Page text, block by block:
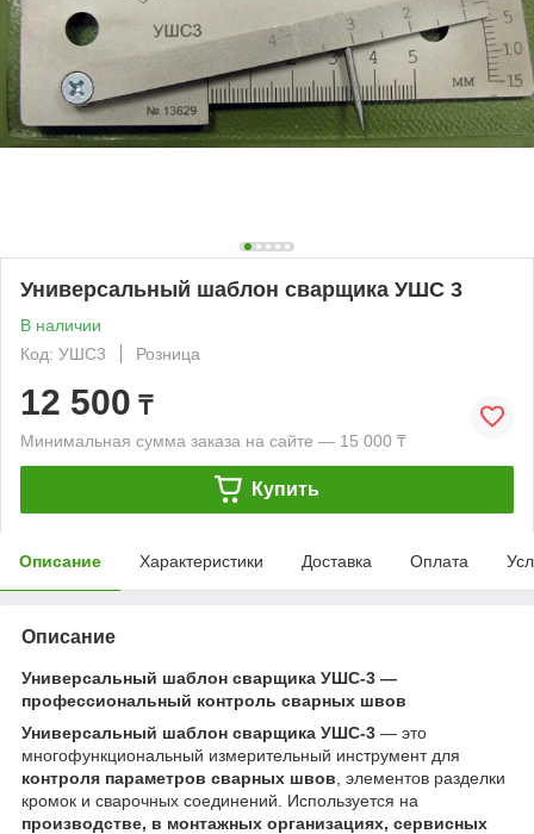
Универсальный шаблон сварщика УШС 3
В наличии
Код: УШС3
Розница
12 500 ₸
Минимальная сумма заказа на сайте — 15 000 ₸
Купить
Описание Характеристики Доставка Оплата
Описание
Универсальный шаблон сварщика УШС-3 —
профессиональный контроль сварных швов
Универсальный шаблон сварщика УШС-3 — это
многофункциональный измерительный инструмент для
контроля параметров сварных швов , элементов разделки
кромок и сварочных соединений. Используется на
производстве, в монтажных организациях, сервисных